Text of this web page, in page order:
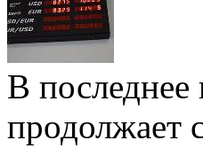
В последнее
продолжает